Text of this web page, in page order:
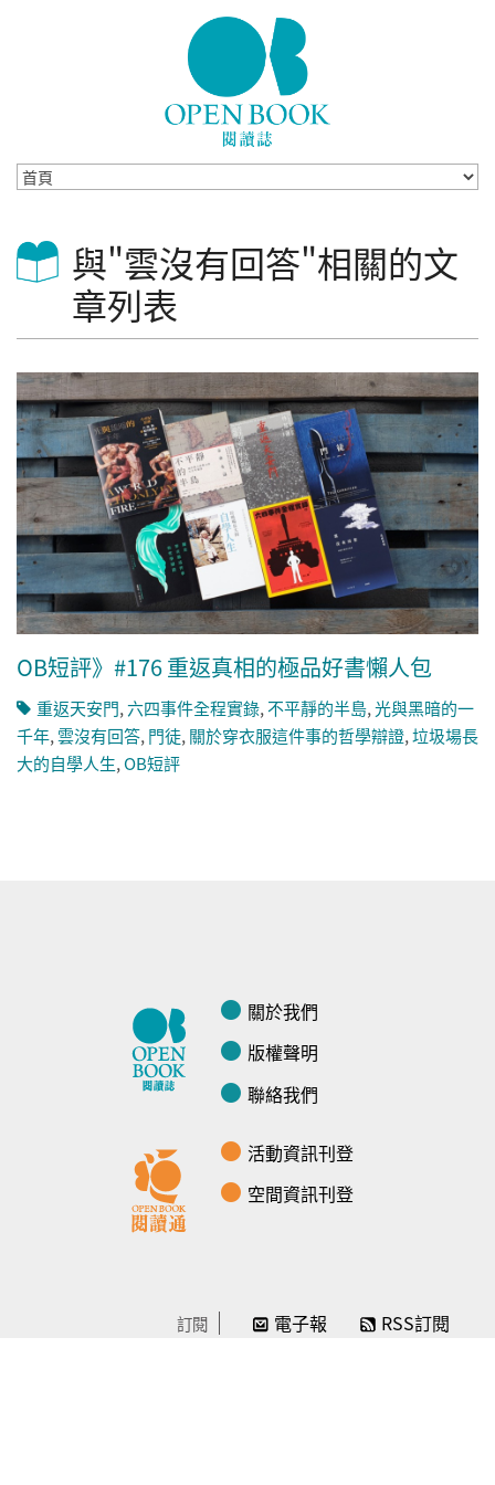
與"雲沒有回答"相關的文
章列表
OB短評》#176 重返真相的極品好書懶人包
重返天安門,六四事件全程實錄,不平靜的半島,光與黑暗的一
千年,雲沒有回答,門徒,關於穿衣服這件事的哲學辯證,垃圾場長
大的自學人生,OB短評
關於我們
版權聲明
聯絡我們
活動資訊刊登
空間資訊刊登
訂閱 電子報 RSS訂閱